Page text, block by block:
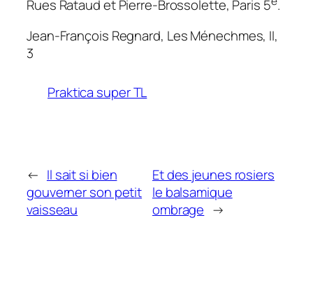
Rues Rataud et Pierre-Brossolette, Paris 5 .
Jean-François Regnard, Les Ménechmes, II,
3
Praktica super TL
← Il sait si bien
gouverner son petit
vaisseau
Et des jeunes rosiers
le balsamique
ombrage →